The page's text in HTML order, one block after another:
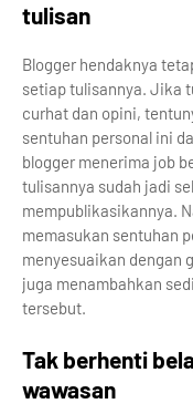
tulisan
Blogger hendaknya
setiap tulisannya. Jika
curhat dan opini,
sentuhan personal ini
blogger menerima job
tulisannya sudah jadi
mempublikasikannya.
memasukan sentuhan
menyesuaikan dengan
juga menambahkan
tersebut.
Tak berhenti
wawasan